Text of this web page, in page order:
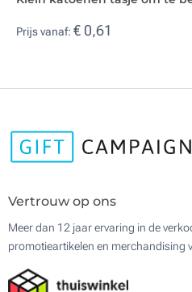
Prijs vanaf: € 0,61
Vertrouw op ons
Meer dan 12 jaar ervaring in de
promotieartikelen en merchandising